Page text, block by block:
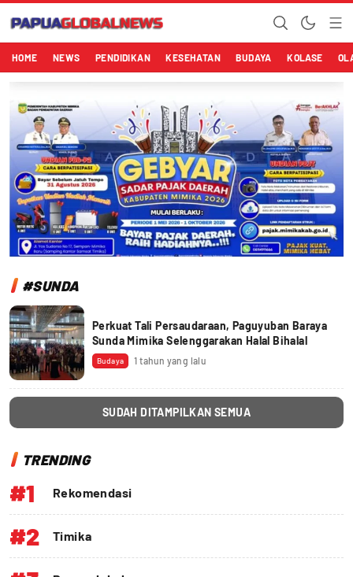
Papuaglobalnews.com
Menulis Fakta dengan Hati Bening
HOME NEWS PENDIDIKAN KESEHATAN BUDAYA KOLASE
#SUNDA
Perkuat Tali Persaudaraan, Paguyuban Baraya
Sunda Mimika Selenggarakan Halal Bihalal
Budaya 1 tahun yang lalu
SUDAH DITAMPILKAN SEMUA
TRENDING
#1 Rekomendasi
#2 Timika